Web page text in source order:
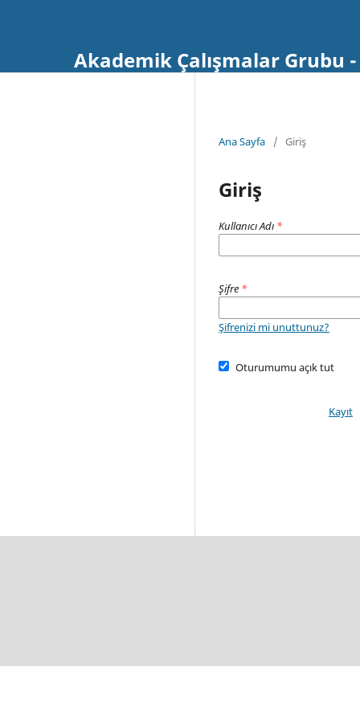
Akademik Çalışmalar Grubu
Ana Sayfa / Giriş
Giriş
Kullanıcı Adı *
Şifre *
Şifrenizi mi unuttunuz?
Oturumumu açık tut
Kayıt